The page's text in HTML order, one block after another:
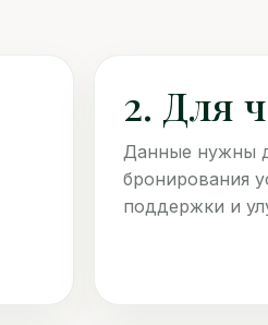
2. Для
Данные нужны
бронирования
поддержки и